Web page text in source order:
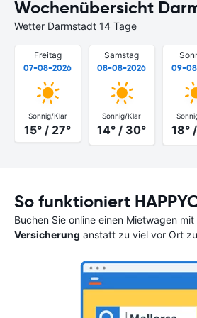
Wochenübersicht
Wetter Darmstadt 14 Tage
Freitag
07-08-2026
Sonnig/Klar
15° / 27°
Samstag
08-08-2026
Sonnig/Klar
14° / 30°
09-
18°
So funktioniert
Buchen Sie online einen Mietwagen
Versicherung anstatt zu viel vor Ort